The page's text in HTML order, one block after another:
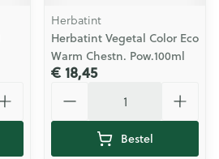
Herbatint
Herbatint Vegetal Color Eco
Warm Chestn. Pow.100ml
€ 18,45
Bestel